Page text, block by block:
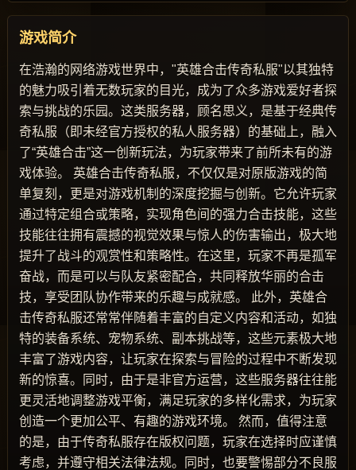
游戏简介
在浩瀚的网络游戏世界中，"英雄合击传奇私服"以其独特
的魅力吸引着无数玩家的目光，成为了众多游戏爱好者探
索与挑战的乐园。这类服务器，顾名思义，是基于经典传
奇私服（即未经官方授权的私人服务器）的基础上，融入
了“英雄合击”这一创新玩法，为玩家带来了前所未有的游
戏体验。 英雄合击传奇私服，不仅仅是对原版游戏的简
单复刻，更是对游戏机制的深度挖掘与创新。它允许玩家
通过特定组合或策略，实现角色间的强力合击技能，这些
技能往往拥有震撼的视觉效果与惊人的伤害输出，极大地
提升了战斗的观赏性和策略性。在这里，玩家不再是孤军
奋战，而是可以与队友紧密配合，共同释放华丽的合击
技，享受团队协作带来的乐趣与成就感。 此外，英雄合
击传奇私服还常常伴随着丰富的自定义内容和活动，如独
特的装备系统、宠物系统、副本挑战等，这些元素极大地
丰富了游戏内容，让玩家在探索与冒险的过程中不断发现
新的惊喜。同时，由于是非官方运营，这些服务器往往能
更灵活地调整游戏平衡，满足玩家的多样化需求，为玩家
创造一个更加公平、有趣的游戏环境。 然而，值得注意
的是，由于传奇私服存在版权问题，玩家在选择时应谨慎
考虑，并遵守相关法律法规。同时，也要警惕部分不良服